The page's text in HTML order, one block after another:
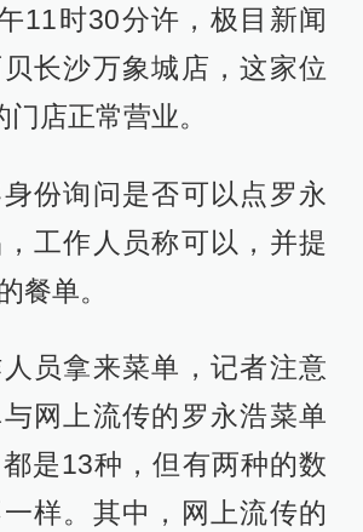
11时30分许，极目新闻
长沙万象城店，这家位
店正常营业。
份询问是否可以点罗永
工作人员称可以，并提
餐单。
员拿来菜单，记者注意
网上流传的罗永浩菜单
是13种，但有两种的数
样。其中，网上流传的